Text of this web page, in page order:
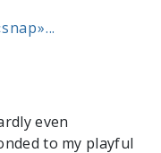
even
to my playful